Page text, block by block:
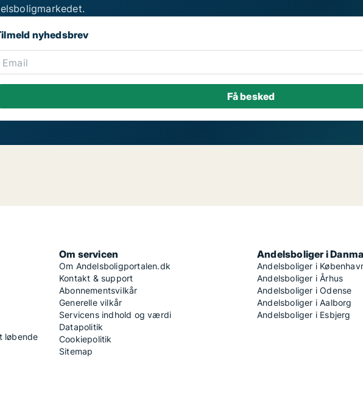
nyhedsbrev
Email
løbende
Om servicen
Om Andelsboligportalen.dk
Kontakt & support
Abonnementsvilkår
Generelle vilkår
Servicens indhold og værdi
Datapolitik
Cookiepolitik
Sitemap
Andelsboliger i
Andelsboliger i
Andelsboliger i Århus
Andelsboliger i Odense
Andelsboliger i Aalborg
Andelsboliger i Esbjerg